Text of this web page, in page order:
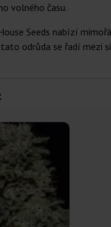
volného času.
Seeds nabízí
odrůda se řadí